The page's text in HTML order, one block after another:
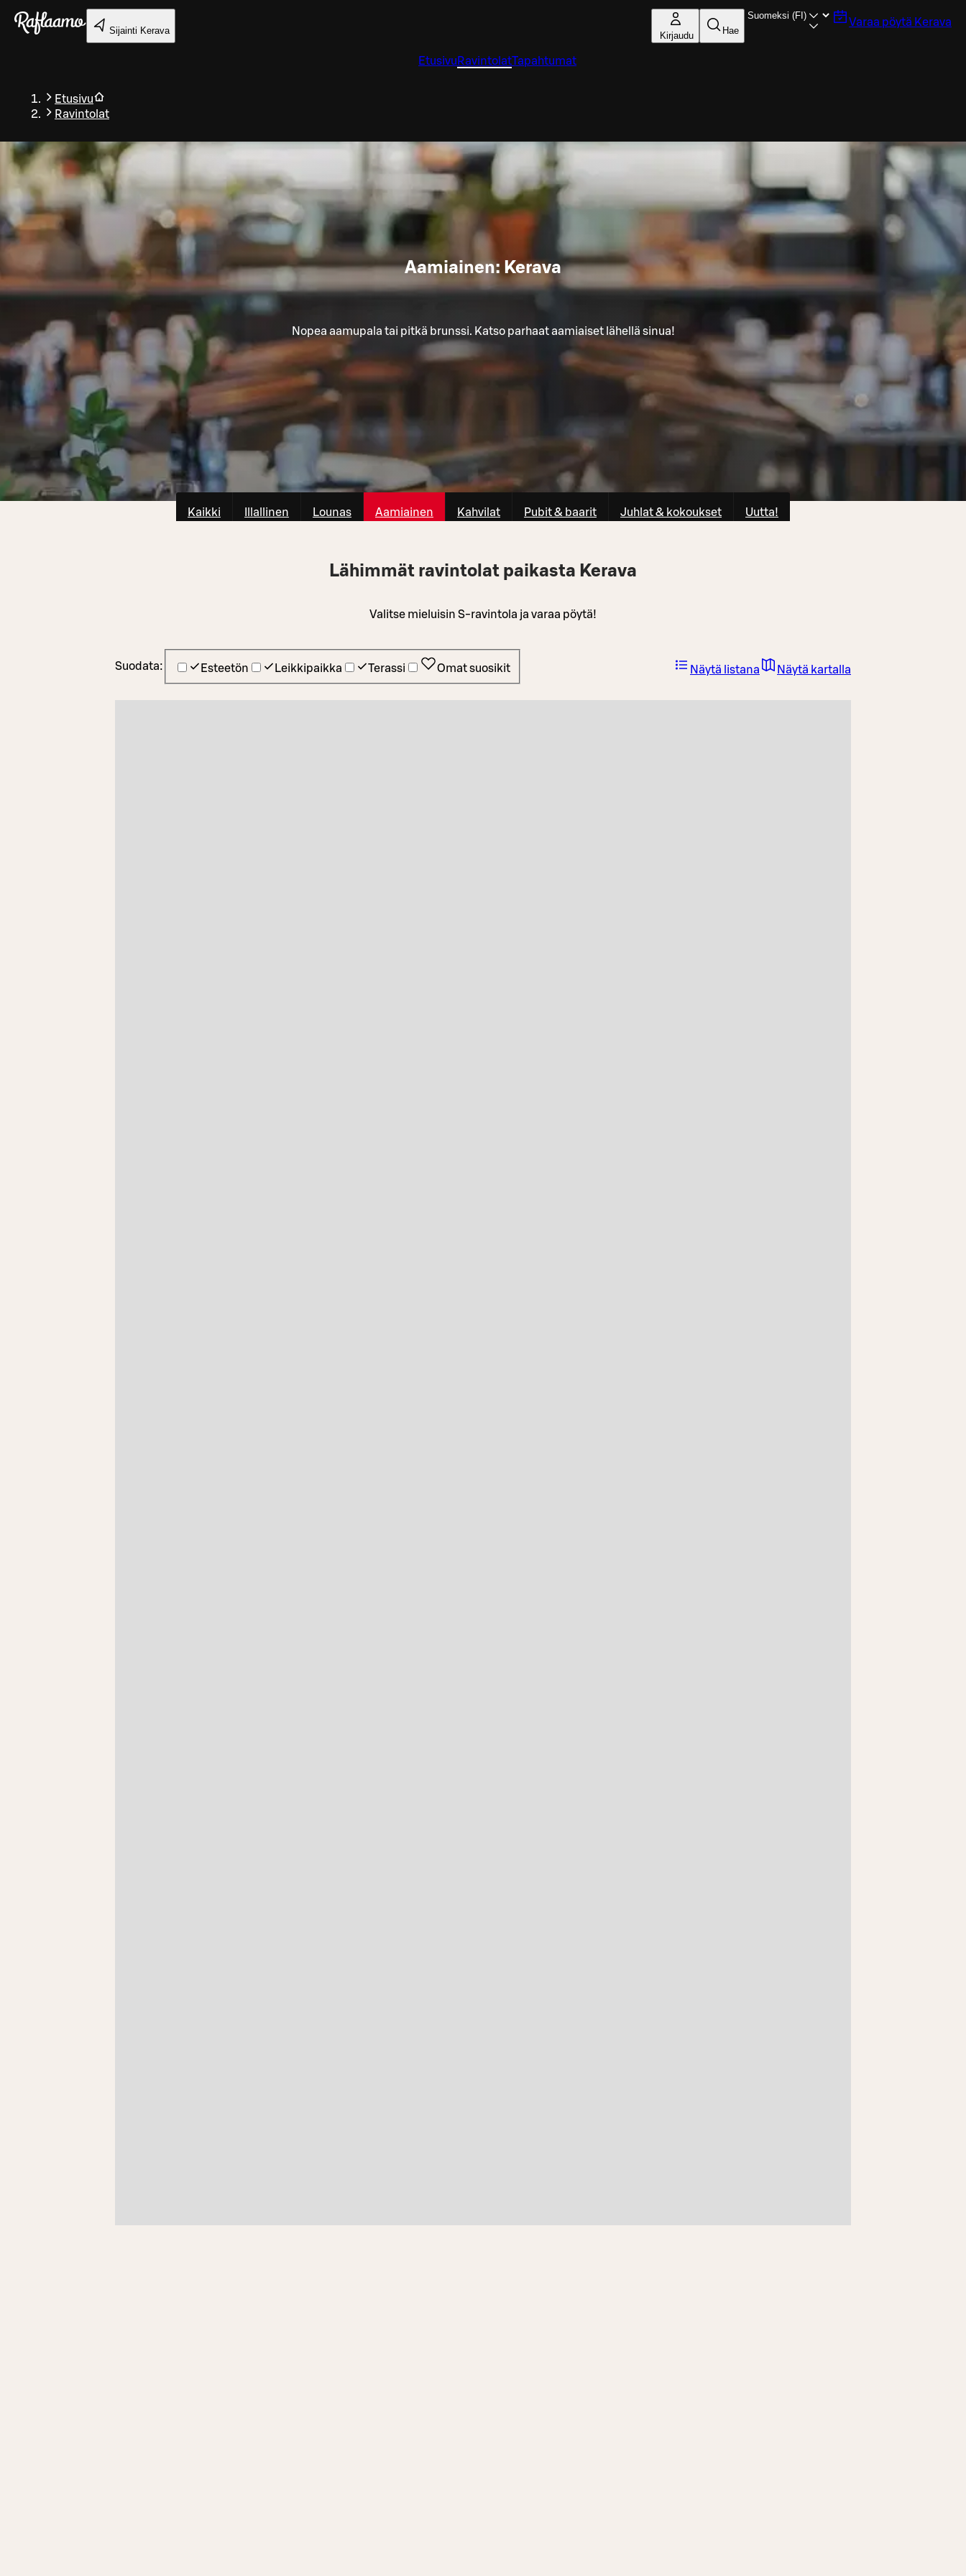
Siirry pääsisältöön
Sijainti Kerava Kirjaudu Hae
Varaa pöytä Kerava
Etusivu RavintolatTapahtumat
Etusivu
Ravintolat
Aamiainen: Kerava
Nopea aamupala tai pitkä brunssi. Katso parhaat aamiaiset lähellä sinua!
Kaikki Illallinen Lounas Aamiainen Kahvilat Pubit & baarit Juhlat & kokoukset Uutta!
Lähimmät ravintolat paikasta Kerava
Valitse mieluisin S-ravintola ja varaa pöytä!
Suodata: Esteetön Leikkipaikka Terassi Omat suosikit Näytä listana Näytä kartalla